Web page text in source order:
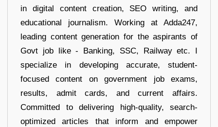
in digital content creation, SEO writing, and
educational journalism. Working at Adda247,
leading content generation for the aspirants of
Govt job like - Banking, SSC, Railway etc. I
specialize in developing accurate, student-
focused content on government job exams,
results, admit cards, and current affairs.
Committed to delivering high-quality, search-
optimized articles that inform and empower